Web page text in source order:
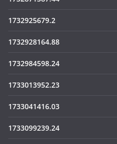
1732925679.2
1732928164.88
1732984598.24
1733013952.23
1733041416.03
1733099239.24